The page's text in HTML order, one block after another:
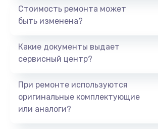
1440 руб.
Ремонт южного моста
Замена батарейки BIOS
Стоимость ремонта может
быть изменена?
Какие документы выдает
сервисный центр?
При ремонте используются
оригинальные комплектующие
или аналоги?